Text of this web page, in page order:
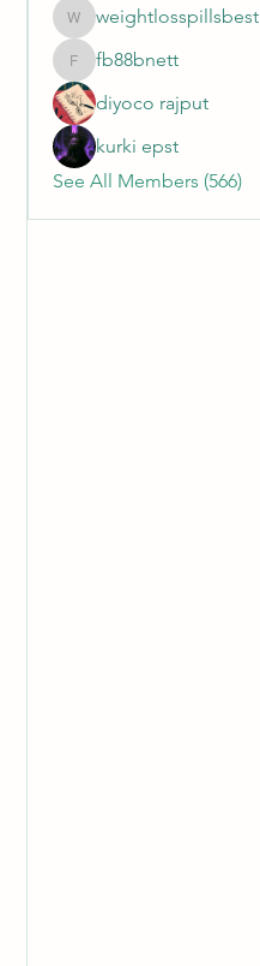
weightlosspillsbest
weightlosspillsbest
fb88bnett
fb88bnett
diyoco rajput
kurki epst
See All Members (566)